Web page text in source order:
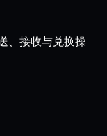
、接收与兑换操